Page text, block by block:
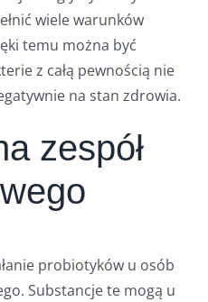
wiele warunków
temu można być
z całą pewnością nie
na stan zdrowia.
zespół
probiotyków u osób
Substancje te mogą u